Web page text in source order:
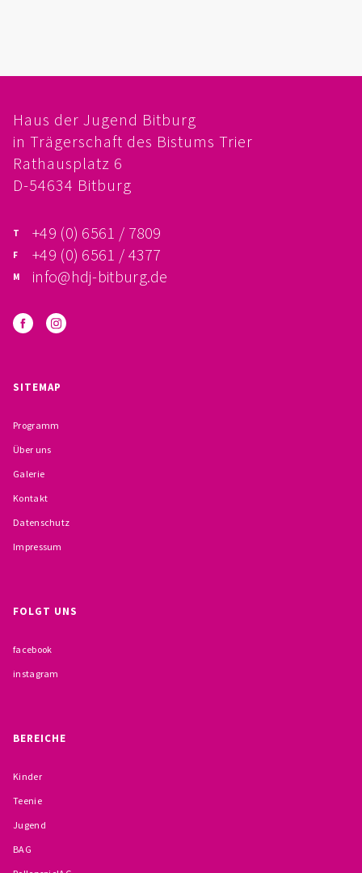
TEAM
FÖRDERVEREIN
KONZEPTION
VERPFLICHTUNGSERKLÄRUNG UND
BESCHWERDEMÖGLICHKEITEN
Haus der Jugend Bitburg
in Trägerschaft des Bistums Trier
Rathausplatz 6
D-54634 Bitburg
+49 (0) 6561 / 7809
+49 (0) 6561 / 4377
info@hdj-bitburg.de
SITEMAP
Programm
Über uns
Galerie
Kontakt
Datenschutz
Impressum
FOLGT UNS
facebook
instagram
BEREICHE
Kinder
Teenie
Jugend
BAG